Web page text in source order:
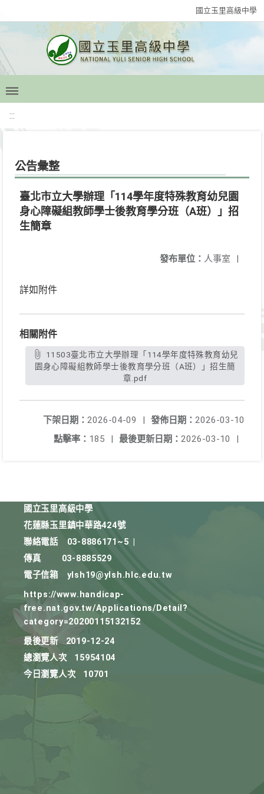
國立玉里高級中學
:::
公告彙整
臺北市立大學辦理「114學年度特殊教育幼兒園
身心障礙組教師學士後教育學分班（A班）」招
生簡章
發布單位： 人事室 |
詳如附件
相關附件
園身心障礙組教師學士後教育學分班（A班）」招生簡
章.pdf
發佈日期： 2026-03-10
下架日期： 2026-04-09
|
最後更新日期： 2026-03-10 |
點擊率： 185 |
國立玉里高級中學
花蓮縣玉里鎮中華路424號
聯絡電話
03-8886171~5
傳真
03-8885529
電子信箱
ylsh19@ylsh.hlc.edu.tw
https://www.handicap-
free.nat.gov.tw/Applications/Detail?
category=20200115132152
最後更新
2019-12-24
總瀏覽人次
15954104
今日瀏覽人次
10701